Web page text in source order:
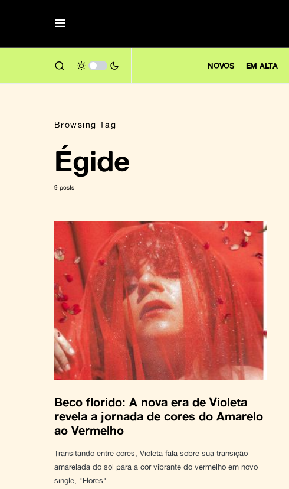
NOVOS EM ALTA
Browsing Tag
Égide
9 posts
Beco florido: A nova era de Violeta
revela a jornada de cores do Amarelo
ao Vermelho
Transitando entre cores, Violeta fala sobre sua transição
amarelada do sol para a cor vibrante do vermelho em novo
single, "Flores"